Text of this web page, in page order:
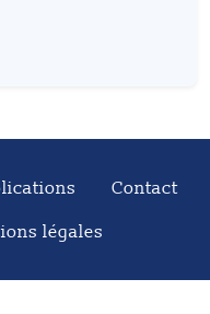
Contact
légales